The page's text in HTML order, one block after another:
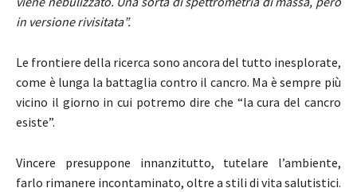
in versione rivisitata”.
Le frontiere della ricerca sono ancora del tutto inesplorate,
come è lunga la battaglia contro il cancro. Ma è sempre più
vicino il giorno in cui potremo dire che “la cura del cancro
esiste”.
Vincere presuppone innanzitutto, tutelare l’ambiente,
farlo rimanere incontaminato, oltre a stili di vita salutistici.